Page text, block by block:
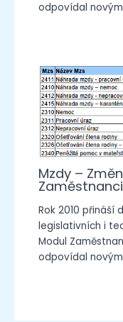
odpovídal
Mzdy –
Zaměstnanci
Rok 2010 přináší
legislativních i
Modul
odpovídal